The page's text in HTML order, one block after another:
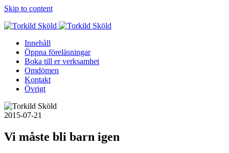
Skip to content
Innehåll
Öppna föreläsningar
Boka till er verksamhet
Omdömen
Kontakt
Övrigt
2015-07-21
Vi måste bli barn igen